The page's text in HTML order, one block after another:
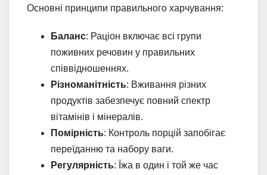
Основні принципи правильного харчування:
Баланс: Раціон включає всі групи
поживних речовин у правильних
співвідношеннях.
Різноманітність: Вживання різних
продуктів забезпечує повний спектр
вітамінів і мінералів.
Помірність: Контроль порцій запобігає
переїданню та набору ваги.
Регулярність: Їжа в один і той же час